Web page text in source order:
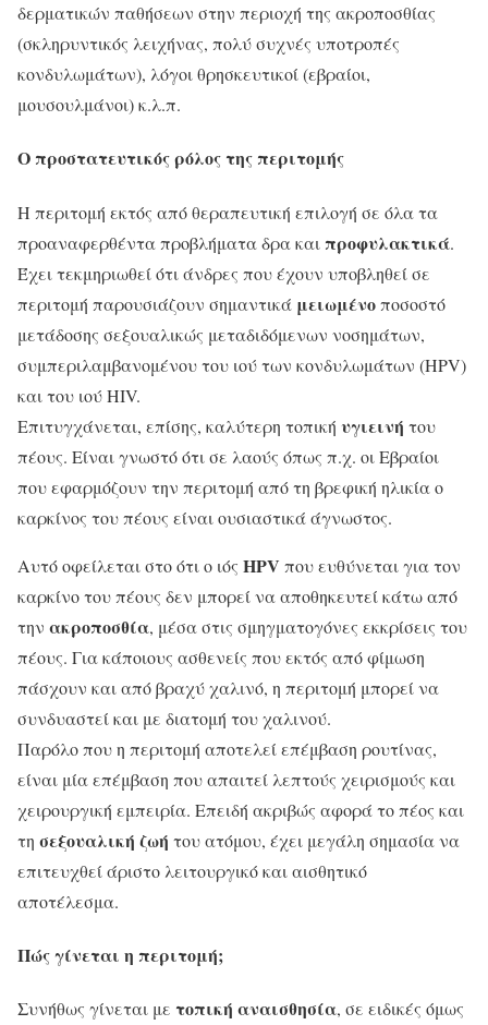
δερματικών παθήσεων στην περιοχή της ακροποσθίας
(σκληρυντικός λειχήνας, πολύ συχνές υποτροπές
κονδυλωμάτων), λόγοι θρησκευτικοί (εβραίοι,
μουσουλμάνοι) κ.λ.π.
Ο προστατευτικός ρόλος της περιτομής
Η περιτομή εκτός από θεραπευτική επιλογή σε όλα τα
προαναφερθέντα προβλήματα δρα και προφυλακτικά.
Έχει τεκμηριωθεί ότι άνδρες που έχουν υποβληθεί σε
περιτομή παρουσιάζουν σημαντικά μειωμένοποσοστό
μετάδοσης σεξουαλικώς μεταδιδόμενων νοσημάτων,
συμπεριλαμβανομένου του ιού των κονδυλωμάτων (HPV)
και του ιού HIV.
Επιτυγχάνεται, επίσης, καλύτερη τοπική υγιεινή του
πέους. Είναι γνωστό ότι σε λαούς όπως π.χ. οι Εβραίοι
που εφαρμόζουν την περιτομή από τη βρεφική ηλικία ο
καρκίνος του πέους είναι ουσιαστικά άγνωστος.
Αυτό οφείλεται στο ότι ο ιός HPV που ευθύνεται για τον
καρκίνο του πέους δεν μπορεί να αποθηκευτεί κάτω από
την ακροποσθία, μέσα στις σμηγματογόνες εκκρίσεις του
πέους. Για κάποιους ασθενείς που εκτός από φίμωση
πάσχουν και από βραχύ χαλινό, η περιτομή μπορεί να
συνδυαστεί και με διατομή του χαλινού.
Παρόλο που η περιτομή αποτελεί επέμβαση ρουτίνας,
είναι μία επέμβαση που απαιτεί λεπτούς χειρισμούς και
χειρουργική εμπειρία. Επειδή ακριβώς αφορά το πέος και
τη σεξουαλική ζωή του ατόμου, έχει μεγάλη σημασία να
επιτευχθεί άριστο λειτουργικό και αισθητικό
αποτέλεσμα.
Πώς γίνεται η περιτομή;
Συνήθως γίνεται με τοπική αναισθησία, σε ειδικές όμως